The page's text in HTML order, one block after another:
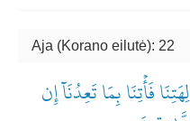
Aja (Korano eilutė): 22
فَأۡتِنَا بِمَا تَعِدُنَآ إِن